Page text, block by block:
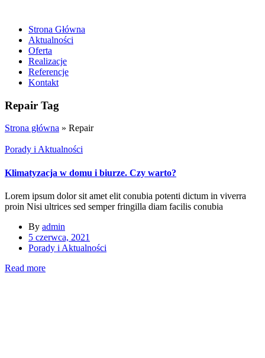
Strona Główna
Aktualności
Oferta
Realizacje
Referencje
Kontakt
Repair Tag
Strona główna » Repair
Porady i Aktualności
Klimatyzacja w domu i biurze. Czy warto?
Lorem ipsum dolor sit amet elit conubia potenti dictum in viverra
proin Nisi ultrices sed semper fringilla diam facilis conubia
By admin
5 czerwca, 2021
Porady i Aktualności
Read more